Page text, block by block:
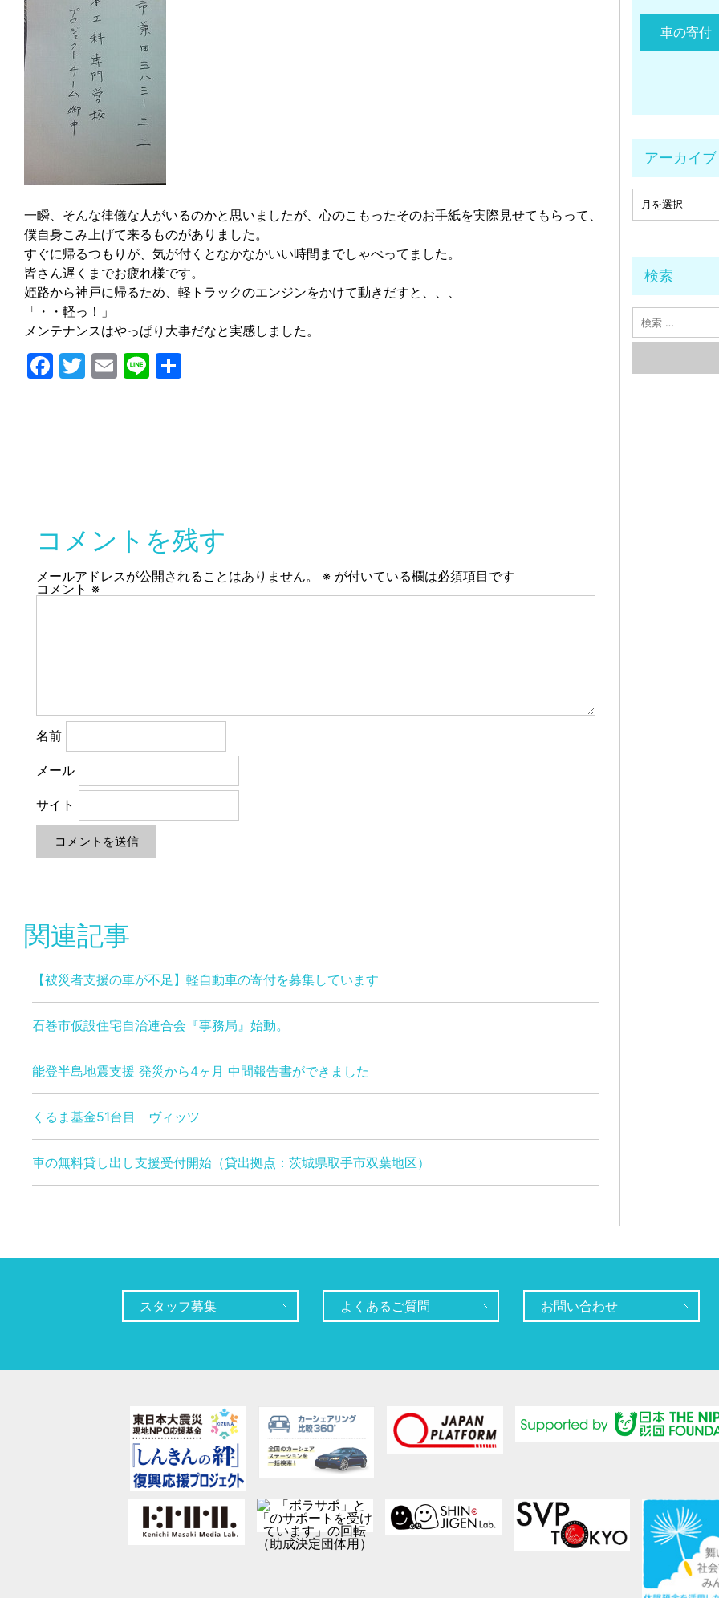
一瞬、そんな律儀な人がいるのかと思いましたが、心のこもったそのお手紙を実際見せてもらって、
僕自身こみ上げて来るものがありました。
すぐに帰るつもりが、気が付くとなかなかいい時間までしゃべってました。
皆さん遅くまでお疲れ様です。
姫路から神戸に帰るため、軽トラックのエンジンをかけて動きだすと、、、
「・・軽っ！」
メンテナンスはやっぱり大事だなと実感しました。
Facebook
Twitter
Email
Line
コメントを残す
メールアドレスが公開されることはありません。 ※ が付いている欄は必須項目です
コメント ※
名前
メール
サイト
関連記事
【被災者支援の車が不足】軽自動車の寄付を募集しています
石巻市仮設住宅自治連合会『事務局』始動。
能登半島地震支援 発災から4ヶ月 中間報告書ができました
くるま基金51台目 ヴィッツ
車の無料貸し出し支援受付開始（貸出拠点：茨城県取手市双葉地区）
車の寄付
アーカイブ
検索
スタッフ募集 よくあるご質問 お問い合わせ